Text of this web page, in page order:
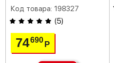
Код товара: 198327
(5)
74690Р